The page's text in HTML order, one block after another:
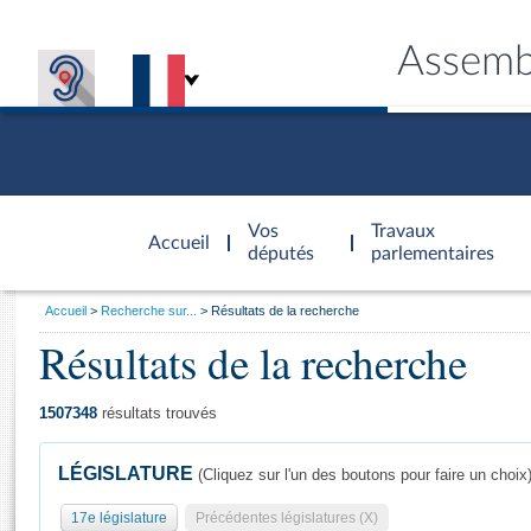
Accueil
d'accueil
Vos
députés
Travaux
parlementaires
Général
Vous
Accueil Recherche sur... Résultats de la recherche
Résultats de la recherche
1507348 résultats trouvés
LÉGISLATURE (Cliquez sur l'un des boutons pour faire un choix)
17e législature Précédentes législatures (X)